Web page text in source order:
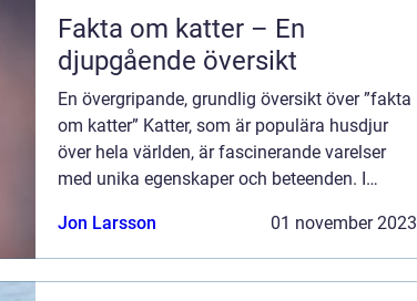
Fakta om katter – En
djupgående översikt
En övergripande, grundlig översikt över ”fakta
om katter” Katter, som är populära husdjur
över hela världen, är fascinerande varelser
med unika egenskaper och beteenden. I
ingående översikt över fakta...
Jon Larsson 01 november 2023